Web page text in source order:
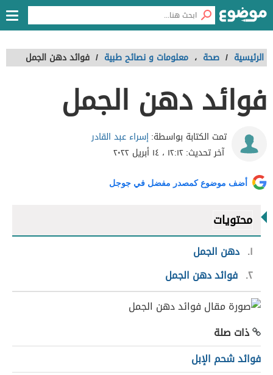
الرئيسية / صحة ، معلومات و نصائح طبية / فوائد دهن الجمل
فوائد دهن الجمل
تمت الكتابة بواسطة:إسراء عبد القادر
آخر تحديث:١٢:١٢ ، ١٤ أبريل ٢٠٢٢
أضف موضوع كمصدر مفضل في جوجل
محتويات
١ دهن الجمل
٢ فوائد دهن الجمل
ذات صلة
فوائد شحم الإبل